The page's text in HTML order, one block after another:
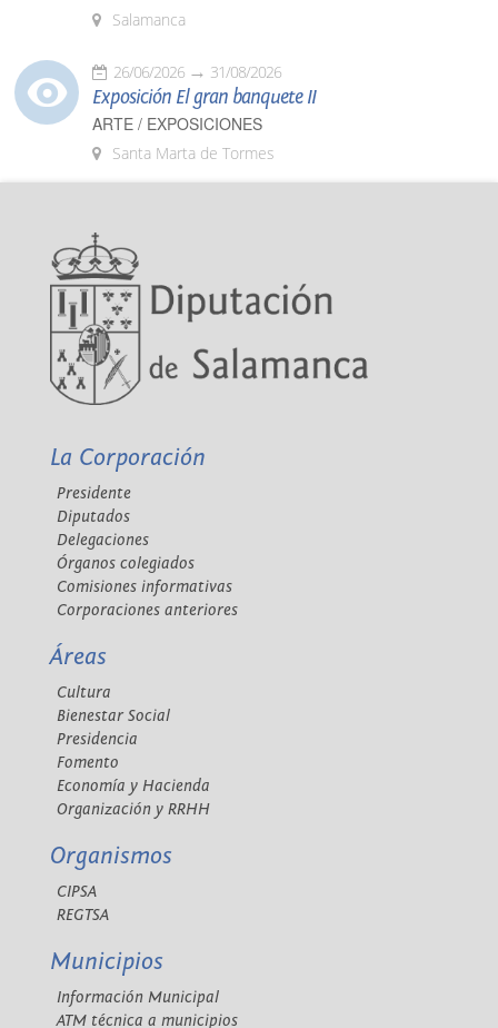
Salamanca
26/06/2026 31/08/2026
Exposición El gran banquete II
ARTE / EXPOSICIONES
Santa Marta de Tormes
La Corporación
Presidente
Diputados
Delegaciones
Órganos colegiados
Comisiones informativas
Corporaciones anteriores
Áreas
Cultura
Bienestar Social
Presidencia
Fomento
Economía y Hacienda
Organización y RRHH
Organismos
CIPSA
REGTSA
Municipios
Información Municipal
ATM técnica a municipios